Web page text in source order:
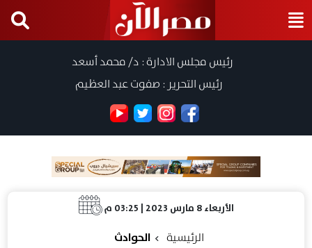
رئيس مجلس الادارة : د/ محمد أسعد
رئيس التحرير : صفوت عبد العظيم
الأربعاء 8 مارس 2023 | 03:25 م
الرئيسية الحوادث